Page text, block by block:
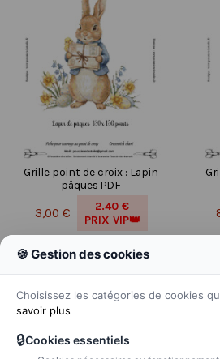
Grille point de croix : Lapin
pâques PDF
3,00 €
2.40 €
PRIX VIP👑
Ajouter au panier
🍪 Gestion des cookies
Choisissez les catégories de cookies
savoir plus
🔒Cookies essentiels